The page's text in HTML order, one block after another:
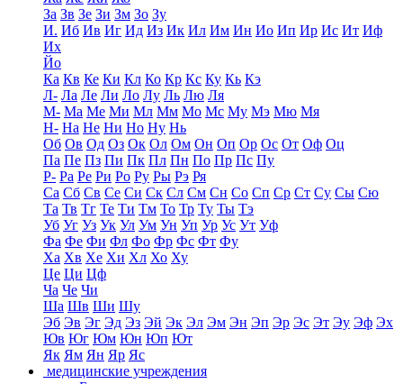
За Зв Зе Зи Зм Зо Зу
И. Иб Ив Иг Ид Из Ик Ил Им Ин Ио Ип Ир Ис Ит Иф
Их
Йо
Ка Кв Ке Ки Кл Ко Кр Кс Ку Кь Кэ
Л- Ла Ле Ли Ло Лу Ль Лю Ля
М- Ма Ме Ми Мл Мм Мо Мс Му Мэ Мю Мя
Н- На Не Ни Но Ну Нь
Об Ов Од Оз Ок Ол Ом Он Оп Ор Ос От Оф Оц
Па Пе Пз Пи Пк Пл Пн По Пр Пс Пу
Р- Ра Ре Ри Ро Ру Ры Рэ Ря
Са Сб Св Се Си Ск Сл См Сн Со Сп Ср Ст Су Сы Сю
Та Тв Тг Те Ти Тм То Тр Ту Ты Тэ
Уб Уг Уз Ук Ул Ум Ун Уп Ур Ус Ут Уф
Фа Фе Фи Фл Фо Фр Фс Фт Фу
Ха Хв Хе Хи Хл Хо Ху
Це Ци Цф
Ча Че Чи
Ша Шв Ши Шу
Эб Эв Эг Эд Эз Эй Эк Эл Эм Эн Эп Эр Эс Эт Эу Эф Эх
Юв Юг Юм Юн Юп Ют
Як Ям Ян Яр Яс
медицинские учреждения